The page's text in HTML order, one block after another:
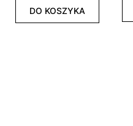
DO KOSZYKA